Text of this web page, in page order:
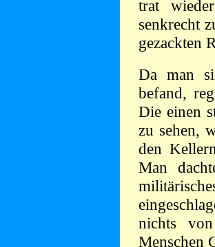
trat
senkrecht
gezackten
Da man
befand,
Die einen
zu sehen,
den
Man
nichts
Menschen